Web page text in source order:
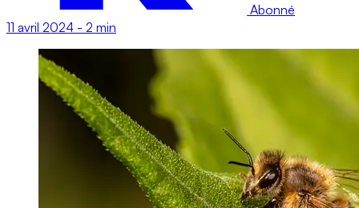
Abonné
11 avril 2024 - 2 min